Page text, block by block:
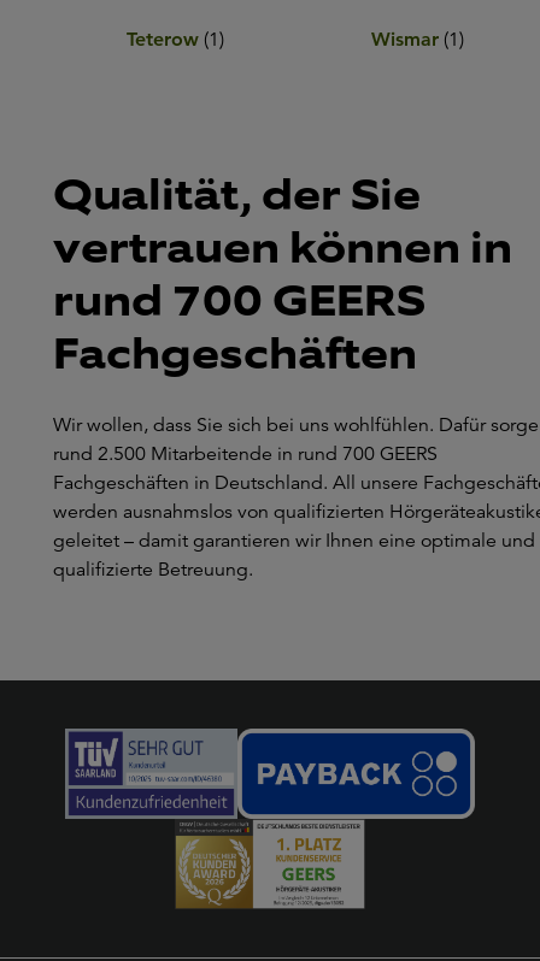
Teterow (1) Wismar (1)
Qualität, der Sie
vertrauen können in
rund 700 GEERS
Fachgeschäften
Wir wollen, dass Sie sich bei uns wohlfühlen. Dafür
rund 2.500 Mitarbeitende in rund 700 GEERS
Fachgeschäften in Deutschland. All unsere
werden ausnahmslos von qualifizierten
geleitet – damit garantieren wir Ihnen eine optimale und
qualifizierte Betreuung.